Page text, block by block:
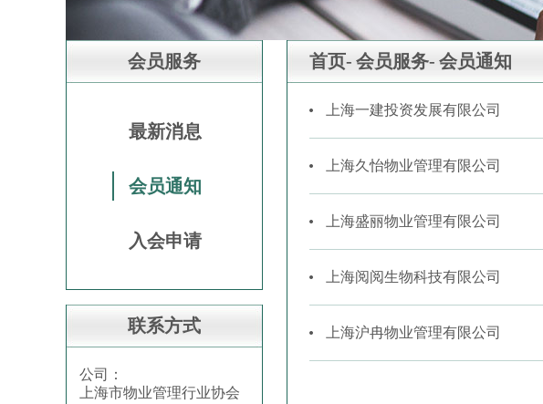
会员服务
最新消息
会员通知
入会申请
联系方式
公司：
上海市物业管理行业协会
首页- 会员服务- 会员通知
上海一建投资发展有限公司
上海久怡物业管理有限公司
上海盛丽物业管理有限公司
上海阅阅生物科技有限公司
上海沪冉物业管理有限公司